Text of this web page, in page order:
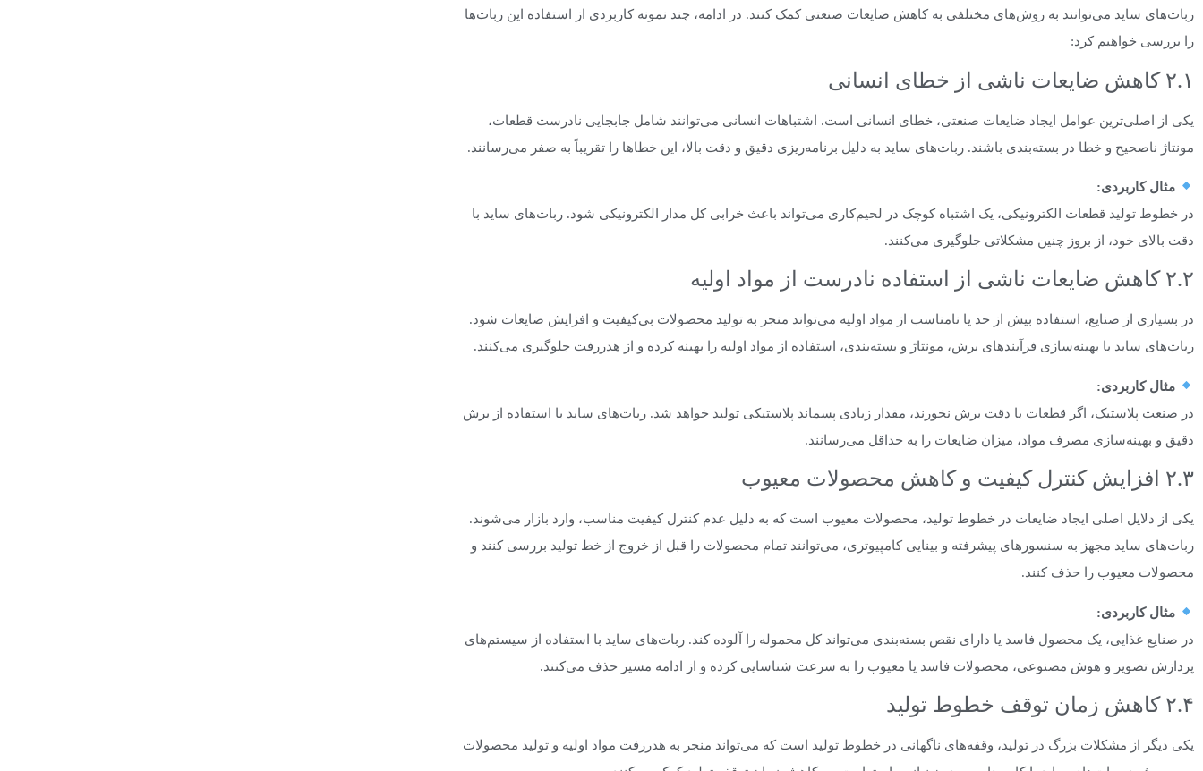
ربات‌های ساید می‌توانند به روش‌های مختلفی به کاهش ضایعات صنعتی کمک کنند. در ادامه، چند نمونه کاربردی از استفاده این ربات‌ها
را بررسی خواهیم کرد:
۲.۱ کاهش ضایعات ناشی از خطای انسانی
یکی از اصلی‌ترین عوامل ایجاد ضایعات صنعتی، خطای انسانی است. اشتباهات انسانی می‌توانند شامل جابجایی نادرست قطعات،
مونتاژ ناصحیح و خطا در بسته‌بندی باشند. ربات‌های ساید به دلیل برنامه‌ریزی دقیق و دقت بالا، این خطاها را تقریباً به صفر می‌رسانند.
مثال کاربردی:
در خطوط تولید قطعات الکترونیکی، یک اشتباه کوچک در لحیم‌کاری می‌تواند باعث خرابی کل مدار الکترونیکی شود. ربات‌های ساید با
دقت بالای خود، از بروز چنین مشکلاتی جلوگیری می‌کنند.
۲.۲ کاهش ضایعات ناشی از استفاده نادرست از مواد اولیه
در بسیاری از صنایع، استفاده بیش از حد یا نامناسب از مواد اولیه می‌تواند منجر به تولید محصولات بی‌کیفیت و افزایش ضایعات شود.
ربات‌های ساید با بهینه‌سازی فرآیندهای برش، مونتاژ و بسته‌بندی، استفاده از مواد اولیه را بهینه کرده و از هدررفت جلوگیری می‌کنند.
مثال کاربردی:
در صنعت پلاستیک، اگر قطعات با دقت برش نخورند، مقدار زیادی پسماند پلاستیکی تولید خواهد شد. ربات‌های ساید با استفاده از برش
دقیق و بهینه‌سازی مصرف مواد، میزان ضایعات را به حداقل می‌رسانند.
۲.۳ افزایش کنترل کیفیت و کاهش محصولات معیوب
یکی از دلایل اصلی ایجاد ضایعات در خطوط تولید، محصولات معیوب است که به دلیل عدم کنترل کیفیت مناسب، وارد بازار می‌شوند.
ربات‌های ساید مجهز به سنسورهای پیشرفته و بینایی کامپیوتری، می‌توانند تمام محصولات را قبل از خروج از خط تولید بررسی کنند و
محصولات معیوب را حذف کنند.
مثال کاربردی:
در صنایع غذایی، یک محصول فاسد یا دارای نقص بسته‌بندی می‌تواند کل محموله را آلوده کند. ربات‌های ساید با استفاده از سیستم‌های
پردازش تصویر و هوش مصنوعی، محصولات فاسد یا معیوب را به سرعت شناسایی کرده و از ادامه مسیر حذف می‌کنند.
۲.۴ کاهش زمان توقف خطوط تولید
یکی دیگر از مشکلات بزرگ در تولید، وقفه‌های ناگهانی در خطوط تولید است که می‌تواند منجر به هدررفت مواد اولیه و تولید محصولات